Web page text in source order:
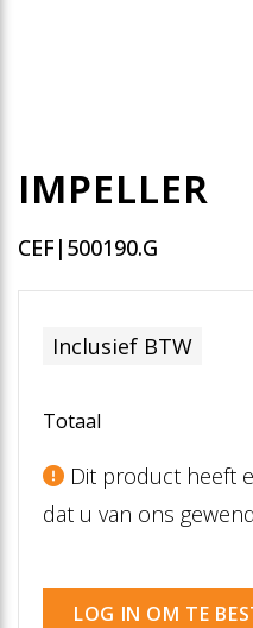
IMPELLER
CEF|500190.G
Inclusief BTW
Totaal
Dit product heeft
dat u van ons
LOG IN OM TE